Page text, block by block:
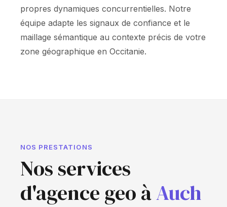
propres dynamiques concurrentielles. Notre
équipe adapte les signaux de confiance et le
maillage sémantique au contexte précis de votre
zone géographique en Occitanie.
NOS PRESTATIONS
Nos services
d'agence geo àAuch